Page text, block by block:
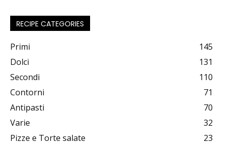
RECIPE CATEGORIES
Primi
145
Dolci
131
Secondi
110
Contorni
71
Antipasti
70
Varie
32
Pizze e Torte salate
23